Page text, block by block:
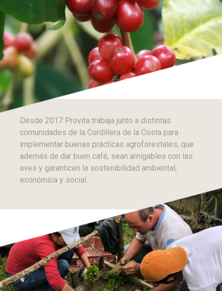
Desde 2017 Provita trabaja junto a distintas
comunidades de la Cordillera de la Costa para
implementar buenas prácticas agroforestales, que
además de dar buen café, sean amigables con las
aves y garanticen la sostenibilidad ambiental,
económica y social.